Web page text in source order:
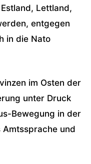
Lettland,
entgegen
in die Nato
im Osten der
unter Druck
Bewegung in der
Amtssprache und